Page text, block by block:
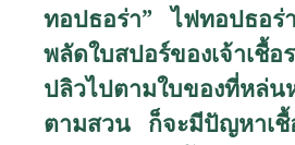
ทอปธอร่า” ไฟทอปธอ
พลัดใบสปอร์ของเจ้าเชื้
ปลิวไปตามใบของที่หล่น
ตามสวน ก็จะมีปัญหาเชื้